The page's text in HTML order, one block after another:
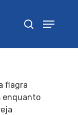
flagra
enquanto